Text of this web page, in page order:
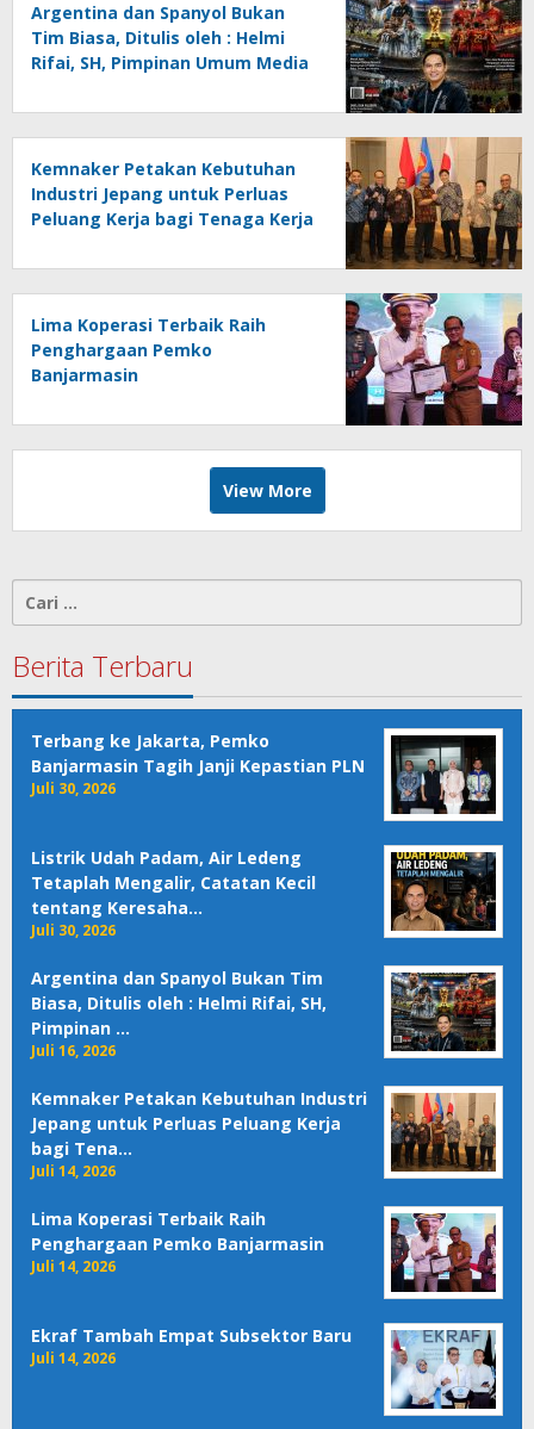
Argentina dan Spanyol Bukan
Tim Biasa, Ditulis oleh : Helmi
Rifai, SH, Pimpinan Umum Media
Kemnaker Petakan Kebutuhan
Industri Jepang untuk Perluas
Peluang Kerja bagi Tenaga Kerja
Lima Koperasi Terbaik Raih
Penghargaan Pemko
Banjarmasin
View More
Cari
Berita Terbaru
Terbang ke Jakarta, Pemko
Banjarmasin Tagih Janji Kepastian PLN
Juli 30, 2026
Listrik Udah Padam, Air Ledeng
Tetaplah Mengalir, Catatan Kecil
tentang Keresaha…
Juli 30, 2026
Argentina dan Spanyol Bukan Tim
Biasa, Ditulis oleh : Helmi Rifai, SH,
Pimpinan …
Juli 16, 2026
Kemnaker Petakan Kebutuhan Industri
Jepang untuk Perluas Peluang Kerja
bagi Tena…
Juli 14, 2026
Lima Koperasi Terbaik Raih
Penghargaan Pemko Banjarmasin
Juli 14, 2026
Ekraf Tambah Empat Subsektor Baru
Juli 14, 2026